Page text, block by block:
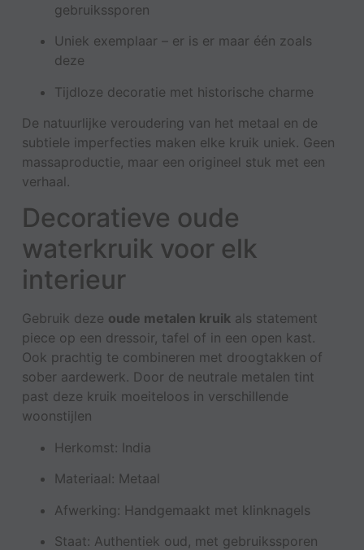
gebruikssporen
Uniek exemplaar – er is er maar één zoals
deze
Tijdloze decoratie met historische charme
De natuurlijke veroudering van het metaal en de
subtiele imperfecties maken elke kruik uniek. Geen
massaproductie, maar een origineel stuk met een
verhaal.
Decoratieve oude
waterkruik voor elk
interieur
Gebruik deze oude metalen kruikals statement
piece op een dressoir, tafel of in een open kast.
Ook prachtig te combineren met droogtakken of
sober aardewerk. Door de neutrale metalen tint
past deze kruik moeiteloos in verschillende
woonstijlen
Herkomst: India
Materiaal: Metaal
Afwerking: Handgemaakt met klinknagels
Staat: Authentiek oud, met gebruikssporen